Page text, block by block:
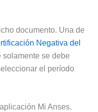
documento. Una de
Negativa del
solamente se debe
el período
Mi Anses.